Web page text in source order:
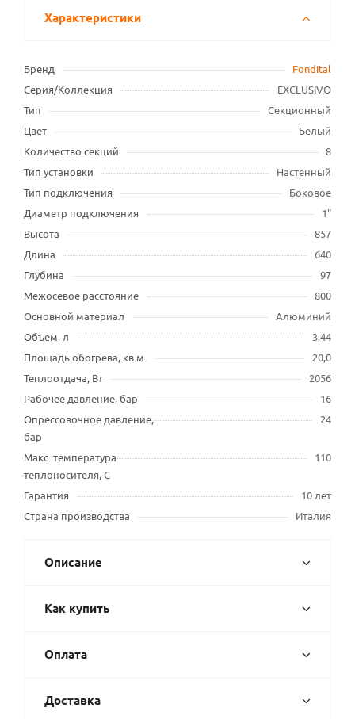
Характеристики
Бренд
Fondital
Серия/Коллекция
EXCLUSIVO
Тип
Секционный
Цвет
Белый
Количество секций
8
Тип установки
Настенный
Тип подключения
Боковое
Диаметр подключения
1"
Высота
857
Длина
640
Глубина
97
Межосевое расстояние
800
Основной материал
Алюминий
Объем, л
3,44
Площадь обогрева, кв.м.
20,0
Теплоотдача, Вт
2056
Рабочее давление, бар
16
Опрессовочное давление,
бар
24
Макс. температура
теплоносителя, С
110
Гарантия
10 лет
Страна производства
Италия
Описание
Как купить
Оплата
Доставка